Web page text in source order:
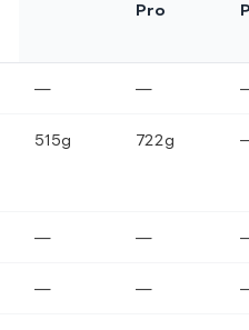
Pro
— —
515g 722g
— —
— —